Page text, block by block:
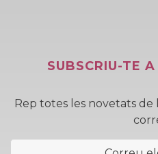
SUBSCRIU-TE
Rep totes les novetats de l'I3PT directament al teu